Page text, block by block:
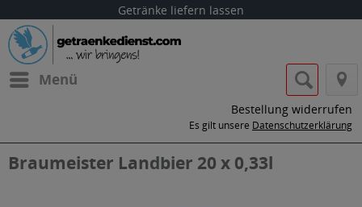
Getränke liefern lassen
Menü
Bestellung widerrufen
Es gilt unsere Datenschutzerklärung
Braumeister Landbier 20 x 0,33l